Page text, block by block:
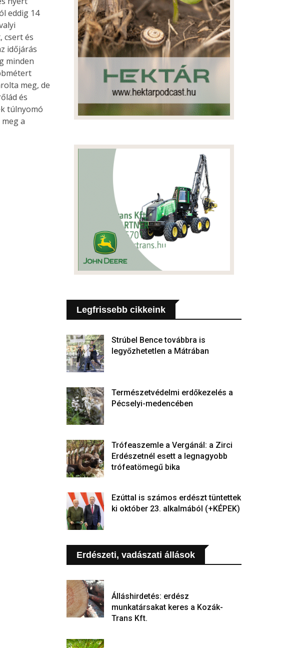
eddig 14
csert és
időjárás
minden
meg, de
és
túlnyomó
a
Legfrissebb cikkeink
Strúbel Bence továbbra is
legyőzhetetlen a Mátrában
Természetvédelmi erdőkezelés a
Pécselyi-medencében
Trófeaszemle a Vergánál: a Zirci
Erdészetnél esett a legnagyobb
trófeatömegű bika
Ezúttal is számos erdészt tüntettek
ki október 23. alkalmából (+KÉPEK)
Erdészeti, vadászati állások
Álláshirdetés: erdész
munkatársakat keres a Kozák-
Trans Kft.